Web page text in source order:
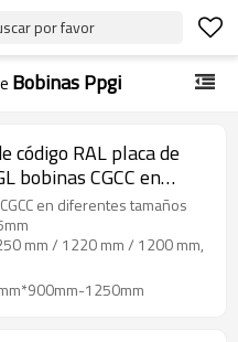
por favor
Bobinas Ppgi
código RAL placa de
bobinas CGCC en
en diferentes tamaños
mm / 1220 mm / 1200 mm,
1250mm